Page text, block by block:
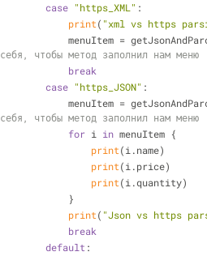
case "https_XML" :
print( "xml vs https
            menuItem
=
себя, чтобы метод заполнил нам меню
break
case "https_JSON" :
            menuItem
=
себя, чтобы метод заполнил нам меню
for i in menuItem {
print(i.name)
print(i.price)
print(i.quantity)
            }
print( "Json vs https
break
default :